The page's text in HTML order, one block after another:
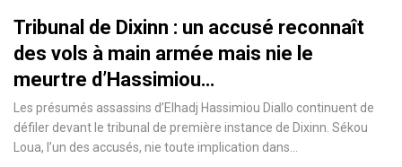
Tribunal de Dixinn : un accusé reconnaît
des vols à main armée mais nie le
meurtre d’Hassimiou…
Les présumés assassins d’Elhadj Hassimiou Diallo continuent de
défiler devant le tribunal de première instance de Dixinn. Sékou
Loua, l’un des accusés, nie toute implication dans…